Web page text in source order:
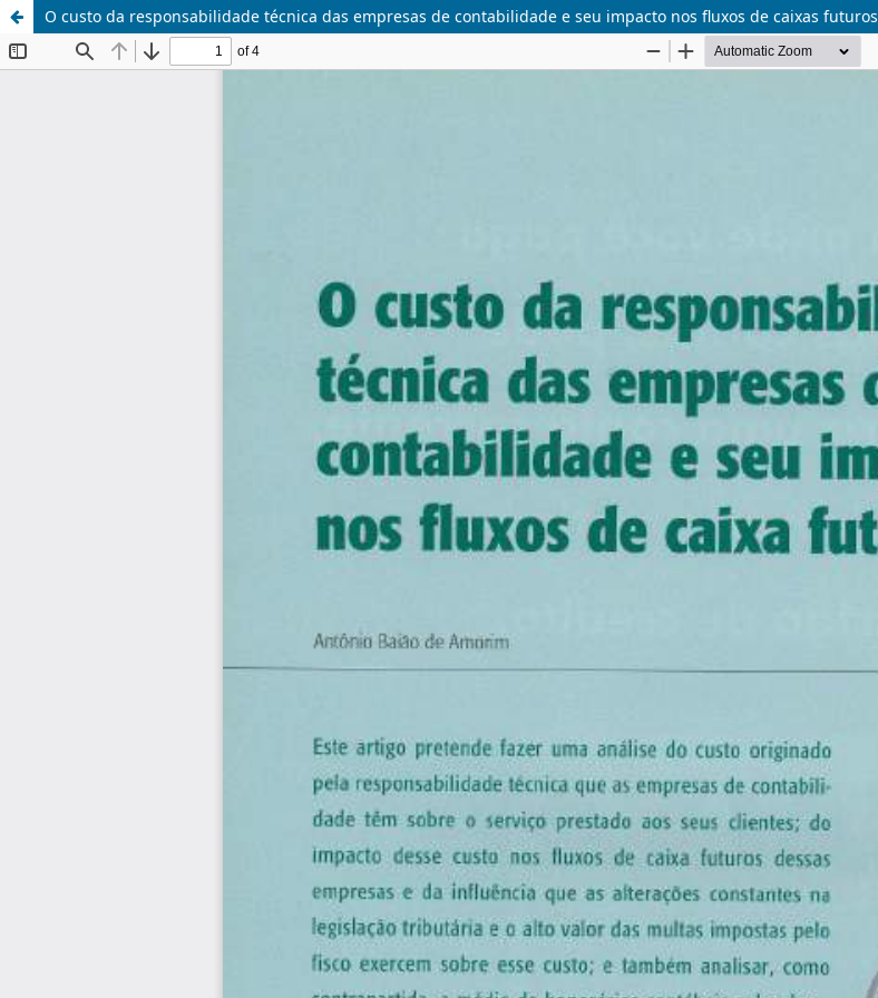
O custo da responsabilidade técnica das empresas de contabilidade e seu impacto nos fluxos de caixas futuros